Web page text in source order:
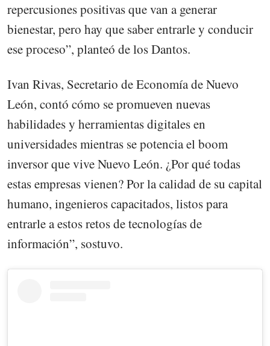
repercusiones positivas que van a generar
bienestar, pero hay que saber entrarle y conducir
ese proceso”, planteó de los Dantos.
Ivan Rivas, Secretario de Economía de Nuevo
León, contó cómo se promueven nuevas
habilidades y herramientas digitales en
universidades mientras se potencia el boom
inversor que vive Nuevo León. ¿Por qué todas
estas empresas vienen? Por la calidad de su capital
humano, ingenieros capacitados, listos para
entrarle a estos retos de tecnologías de
información”, sostuvo.